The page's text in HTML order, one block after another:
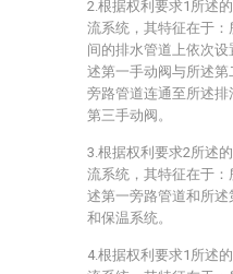
2.根据权利要求1所述
流系统，其特征在于
间的排水管道上依次
述第一手动阀与所述
旁路管道连通至所述
第三手动阀。
3.根据权利要求2所述
流系统，其特征在于
述第一旁路管道和所
和保温系统。
4.根据权利要求1所述